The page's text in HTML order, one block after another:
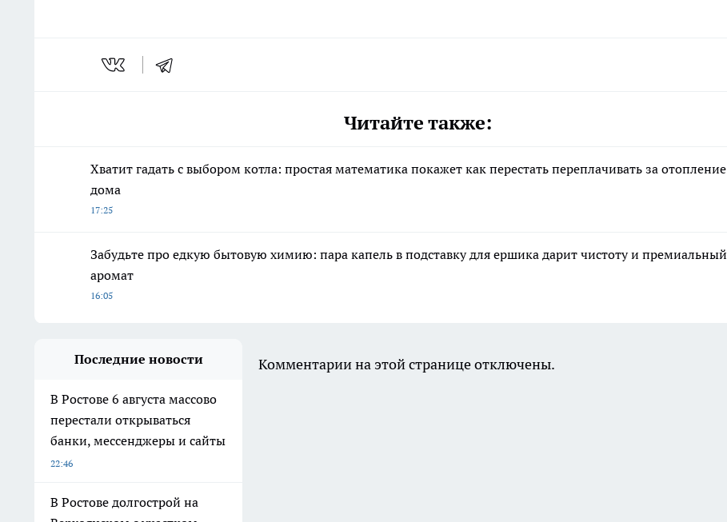
Читайте также:
Хватит гадать с выбором котла: простая математика покажет как перестать переплачивать за отопление
дома
17:25
Забудьте про едкую бытовую химию: пара капель в подставку для ершика дарит чистоту и премиальный
аромат
16:05
Последние новости
В Ростове 6 августа массово
перестали открываться
банки, мессенджеры и сайты
22:46
В Ростове долгострой на
Комментарии на этой странице отключены.